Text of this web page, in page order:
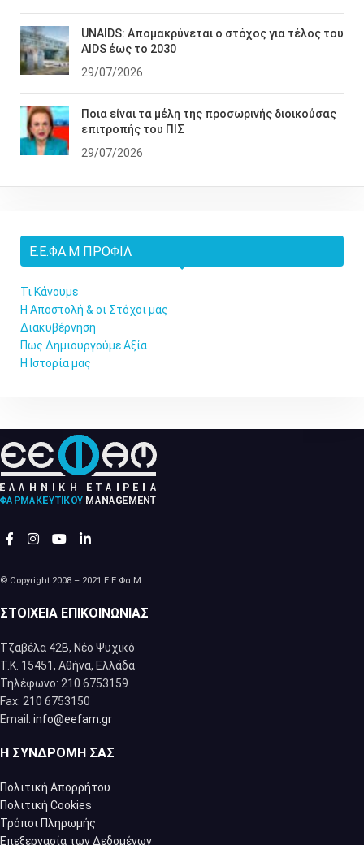
UNAIDS: Απομακρύνεται ο στόχος για τέλος του
AIDS έως το 2030
29/07/2026
Ποια είναι τα μέλη της προσωρινής διοικούσας
επιτροπής του ΠΙΣ
29/07/2026
Ε.Ε.ΦΑ.Μ ΠΡΟΦΊΛ
Τι Κάνουμε
Η Αποστολή & οι Στόχοι μας
Διακυβέρνηση
Πως Δημιουργούμε Αξία
Η Ιστορία μας
© Copyright 2008 – 2021 Ε.Ε.Φα.Μ.
ΣΤΟΙΧΕΊΑ ΕΠΙΚΟΙΝΩΝΊΑΣ
Τζαβέλα 42Β, Νέο Ψυχικό
Τ.Κ. 15451, Αθήνα, Eλλάδα
Τηλέφωνο: 210 6753159
Fax: 210 6753150
Email: info@eefam.gr
Η ΣΥΝΔΡΟΜΉ ΣΑΣ
Πολιτική Απορρήτου
Πολιτική Cookies
Τρόποι Πληρωμής
Επεξεργασία των Δεδομένων